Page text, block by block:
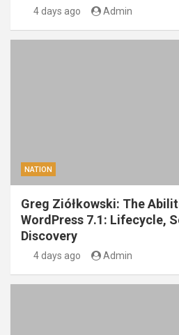
4 days ago Admin
NATION
Greg Ziółkowski: The
WordPress 7.1: Lifecycle,
Discovery
4 days ago Admin